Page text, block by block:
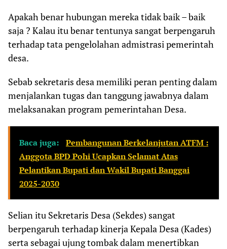
Apakah benar hubungan mereka tidak baik – baik
saja ? Kalau itu benar tentunya sangat berpengaruh
terhadap tata pengelolahan admistrasi pemerintah
desa.
Sebab sekretaris desa memiliki peran penting dalam
menjalankan tugas dan tanggung jawabnya dalam
melaksanakan program pemerintahan Desa.
Baca juga:
Pembangunan Berkelanjutan ATFM :
Anggota BPD Pohi Ucapkan Selamat Atas
Pelantikan Bupati dan Wakil Bupati Banggai
2025-2030
Selian itu Sekretaris Desa (Sekdes) sangat
berpengaruh terhadap kinerja Kepala Desa (Kades)
serta sebagai ujung tombak dalam menertibkan